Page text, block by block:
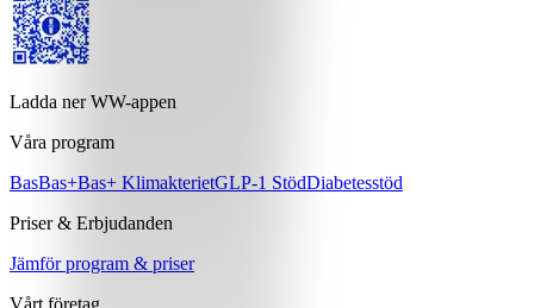
Ladda ner WW-appen
Våra program
BasBas+Bas+ KlimakterietGLP-1 StödDiabetesstöd
Priser & Erbjudanden
Jämför program & priser